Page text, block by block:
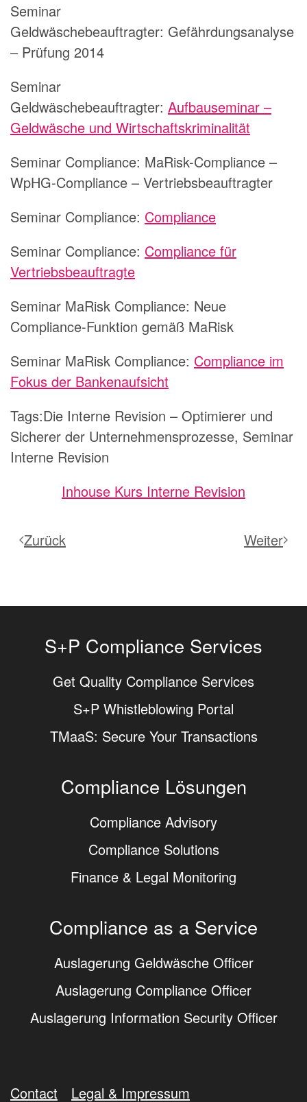
Seminar
Geldwäschebeauftragter: Gefährdungsanalyse
– Prüfung 2014
Seminar
Geldwäschebeauftragter: Aufbauseminar –
Geldwäsche und Wirtschaftskriminalität
Seminar Compliance: MaRisk-Compliance –
WpHG-Compliance – Vertriebsbeauftragter
Seminar Compliance: Compliance
Seminar Compliance: Compliance für
Vertriebsbeauftragte
Seminar MaRisk Compliance: Neue
Compliance-Funktion gemäß MaRisk
Seminar MaRisk Compliance: Compliance im
Fokus der Bankenaufsicht
Tags:Die Interne Revision – Optimierer und
Sicherer der Unternehmensprozesse, Seminar
Interne Revision
Inhouse Kurs Interne Revision
Zurück Weiter
S+P Compliance Services
Get Quality Compliance Services
S+P Whistleblowing Portal
TMaaS: Secure Your Transactions
Compliance Lösungen
Compliance Advisory
Compliance Solutions
Finance & Legal Monitoring
Compliance as a Service
Auslagerung Geldwäsche Officer
Auslagerung Compliance Officer
Auslagerung Information Security Officer
Contact Legal & Impressum